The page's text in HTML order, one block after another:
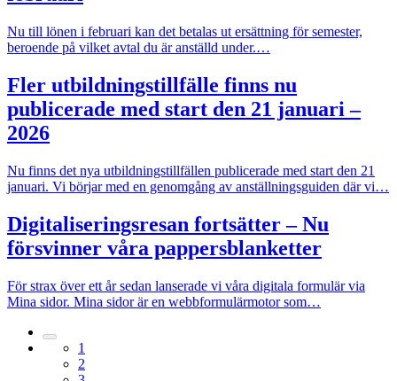
Nu till lönen i februari kan det betalas ut ersättning för semester,
beroende på vilket avtal du är anställd under.…
Fler utbildningstillfälle finns nu
publicerade med start den 21 januari –
2026
Nu finns det nya utbildningstillfällen publicerade med start den 21
januari. Vi börjar med en genomgång av anställningsguiden där vi…
Digitaliseringsresan fortsätter – Nu
försvinner våra pappersblanketter
För strax över ett år sedan lanserade vi våra digitala formulär via
Mina sidor. Mina sidor är en webbformulärmotor som…
1
2